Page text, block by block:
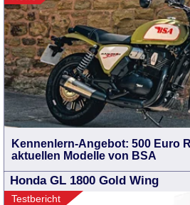
Kennenlern-Angebot: 500 Euro
aktuellen Modelle von BSA
Honda GL 1800 Gold Wing
Testbericht